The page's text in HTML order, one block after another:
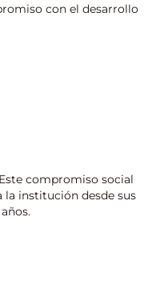
con el desarrollo
compromiso social
la institución desde sus